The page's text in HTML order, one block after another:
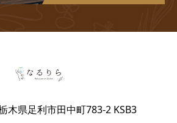
木県足利市田中町783-2 KSB3